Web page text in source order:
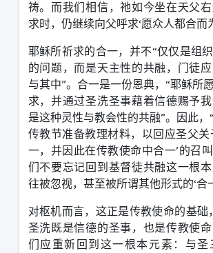
祷。而我们相信，祂如今坐在天父
求时，仍继续向父呼求‘愿众人都合而
耶稣所祈求的合一，并不“仅仅是组
的问题，而是天主性的共融，门徒
与其中”。合一是一份恩典，“耶稣所
求，并通过圣洗圣事藉着信德赐予
是这种灵性与教会性的共融”。因此，“
传教节准备教理材料，以回应圣父关
一，并因此在传教使命中合一’的召
们不要忘记回到基督徒共融这一根
往被忽视，甚至被所谓其他形式的‘合
对枢机而言，这正是传教使命的基础，
圣洗既是信德的圣事，也是传教使
们应重新回到这一根本元素：与圣